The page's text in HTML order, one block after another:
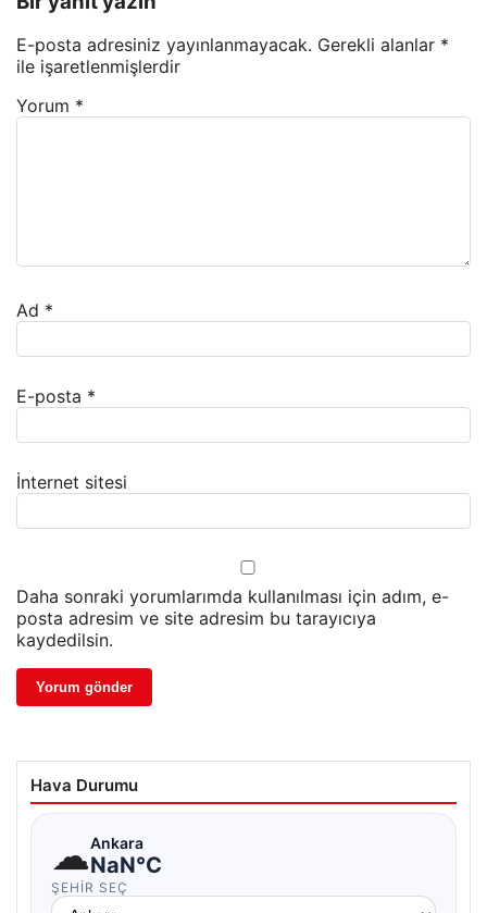
E-posta adresiniz yayınlanmayacak. Gerekli alanlar *
ile işaretlenmişlerdir
Yorum *
Ad *
E-posta *
İnternet sitesi
Daha sonraki yorumlarımda kullanılması için adım, e-
posta adresim ve site adresim bu tarayıcıya
kaydedilsin.
Hava Durumu
☁Ankara
NaN°C
ŞEHIR SEÇ